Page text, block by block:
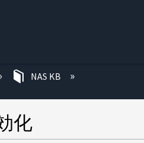
NAS KB
化